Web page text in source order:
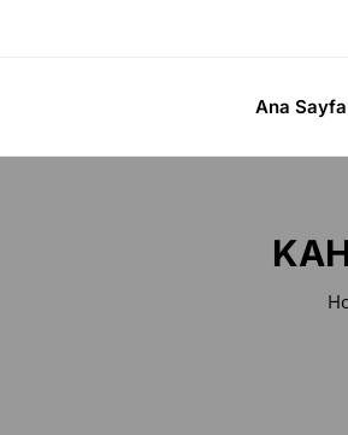
Ana Sayfa